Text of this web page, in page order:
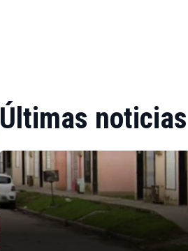
Últimas noticias